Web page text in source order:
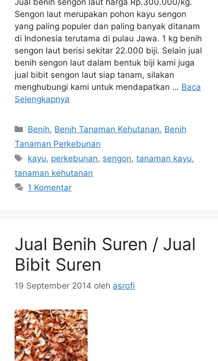
Sengon laut merupakan pohon kayu sengon
yang paling populer dan paling banyak ditanam
di Indonesia terutama di pulau Jawa. 1 kg benih
sengon laut berisi sekitar 22.000 biji. Selain jual
benih sengon laut dalam bentuk biji kami juga
jual bibit sengon laut siap tanam, silakan
menghubungi kami untuk mendapatkan … Baca
Selengkapnya
Kategori
Benih, Benih Tanaman Kehutanan, Benih
Tanaman Perkebunan
Tag
kayu, perkebunan, sengon,tanaman kayu,
tanaman kehutanan
1 Komentar
Jual Benih Suren / Jual
Bibit Suren
19 September 2014 oleh asrofi